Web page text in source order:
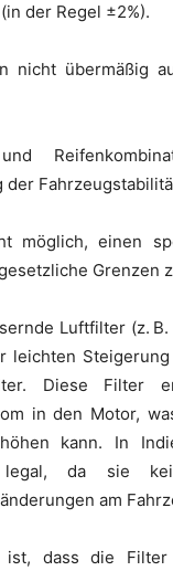
der Regel ±2%).
nicht übermäßig
der
möglich, einen
Grenzen
Luftfilter (z.
leichten
Diese Filter
in den Motor,
kann. In
legal, da sie
am
ist, dass die